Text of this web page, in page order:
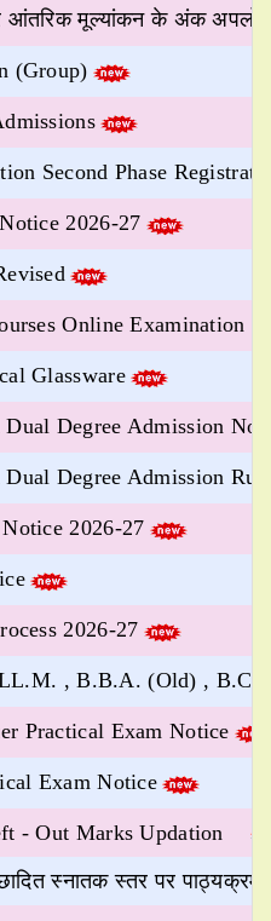
पर आंतरिक मूल्यांकन के अंक
(Group)
Second Phase
2026-27
Online Examination
Glassware
Degree Admission
Degree Admission
2026-27
2026-27
, B.B.A. (Old) ,
Practical Exam Notice
Exam Notice
- Out Marks Updation
स्नातक स्तर पर